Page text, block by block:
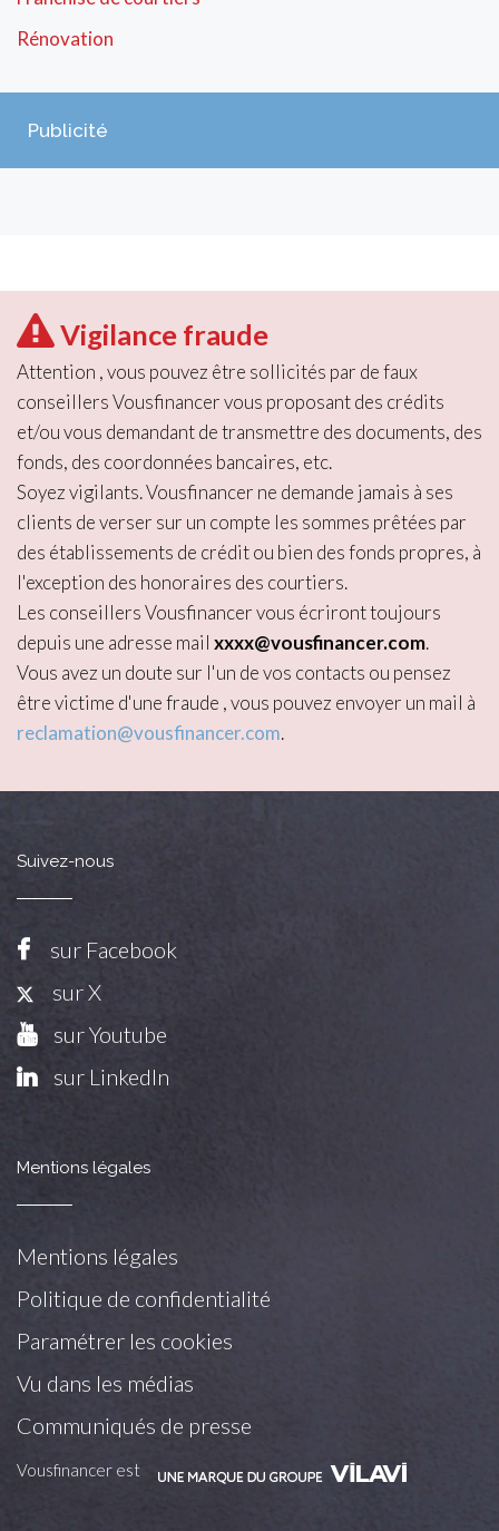
Rénovation
Publicité
Vigilance fraude
Attention , vous pouvez être sollicités par de faux
conseillers Vousfinancer vous proposant des crédits
et/ou vous demandant de transmettre des documents, des
fonds, des coordonnées bancaires, etc.
Soyez vigilants. Vousfinancer ne demande jamais à ses
clients de verser sur un compte les sommes prêtées par
des établissements de crédit ou bien des fonds propres, à
l'exception des honoraires des courtiers.
Les conseillers Vousfinancer vous écriront toujours
depuis une adresse mail xxxx@vousfinancer.com.
Vous avez un doute sur l'un de vos contacts ou pensez
être victime d'une fraude , vous pouvez envoyer un mail à
reclamation@vousfinancer.com.
Suivez-nous
sur Facebook
sur X
sur Youtube
sur LinkedIn
Mentions légales
Mentions légales
Politique de confidentialité
Paramétrer les cookies
Vu dans les médias
Communiqués de presse
Vousfinancer est